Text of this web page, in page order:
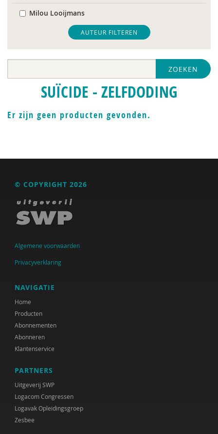
Milou Looijmans
Monique van ’t Erve
Toon Verlaan
AUTEUR FILTEREN
ZOEKEN
SUÏCIDE - ZELFDODING
Er zijn geen producten gevonden.
© COPYRIGHT 2026
Algemene voorwaarden
Privacyverklaring
NAVIGATIE
Home
Producten
Abonnementen
Abonneren
Klantenservice
PARTNERS
Uitgeverij SWP
Logacom Congressen
Logavak Opleidingsgroep
Zesbee